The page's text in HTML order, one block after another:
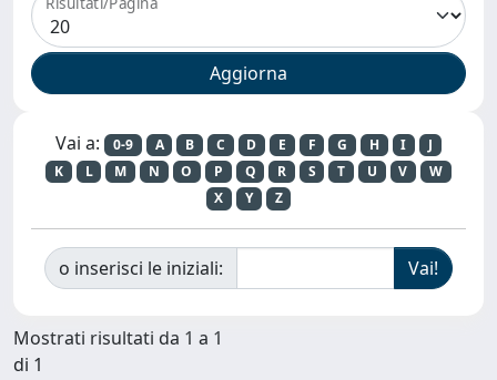
Vai a: 0-9 A B C D E F G H I
J
K
L M N O P Q R S T U V
W
X
Y Z
o inserisci le iniziali:
Mostrati risultati da 1 a 1
di 1